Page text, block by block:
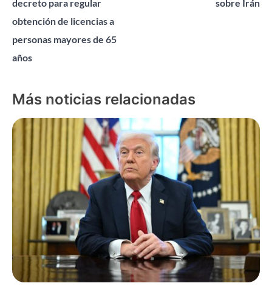
entradas
decreto para regular
obtención de licencias a
personas mayores de 65
años
sobre Irán
Más noticias relacionadas